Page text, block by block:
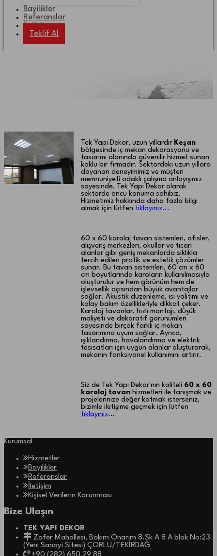
Bayilikler
Referanslar
İletişim
Teklif Al
Tek Yapı Dekor, uzun yıllardır Keşan
bölgesinde iç mekan dekorasyonu ve
tasarımı alanında güvenilir hizmet sunan
köklü bir firmadır. Sektördeki uzun yıllara
dayanan deneyimimiz ve müşteri
memnuniyeti odaklı çalışma anlayışımız
sayesinde, Tek Yapı Dekor olarak
sektörde öncü konuma sahibiz.
Hizmetimiz hakkında daha fazla bilgi
almak için lütfen tıklayınız...
60 x 60 karolaj tavan sistemleri, ofisler,
alışveriş merkezleri, okullar ve ticari
alanlar gibi geniş mekanlarda sıklıkla
tercih edilen pratik ve estetik çözümler
sunar. Bu tavan sistemleri, 60 cm x 60
cm boyutlarında karoların kullanılmasıyla
oluşturulur ve hem görünüm hem de
işlevsellik açısından büyük avantajlar
sağlar. Akustik düzenleme, ısı yalıtımı ve
kolay bakım özellikleriyle dikkat çeker.
Karolaj tavanlar, hızlı montajı, düşük
maliyeti ve dekoratif görünümleri
sayesinde birçok farklı iç mekan
tasarımına uyum sağlar. Ayrıca,
ışıklandırma, havalandırma ve elektrik
tesisatları için uygun alanlar oluşturarak,
mekanın fonksiyonel kullanımını artırır.
Siz de Tek Yapı Dekor'nın kaliteli 60 x 60
karolaj tavan hizmetleri ile tanışmak ve
projelerinize değer katmak isterseniz,
bizimle iletişime geçmek için lütfen
tıklayınız...
Kurumsal
Hizmetler
Bayilikler
Referanslar
İletişim
Kişisel Verilerin Korunması
Bize Ulaşın
TEK YAPI DEKOR
Zafer Mahallesi, Bakım Onarım 8.Sk A 8 A blok No:23
(Yeni Sanayi Sitesi) ÇORLU/TEKİRDAĞ